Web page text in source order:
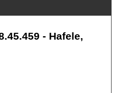
- Hafele,